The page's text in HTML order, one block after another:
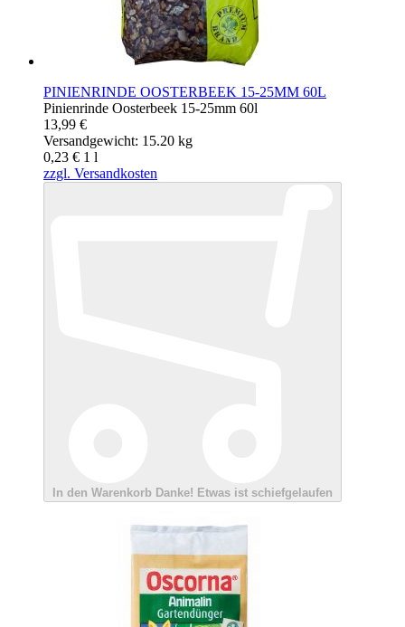
PINIENRINDE OOSTERBEEK 15-25MM 60L
Pinienrinde Oosterbeek 15-25mm 60l
13,99 €
Versandgewicht: 15.20 kg
0,23 € 1 l
zzgl. Versandkosten
In den Warenkorb Danke! Etwas ist schiefgelaufen